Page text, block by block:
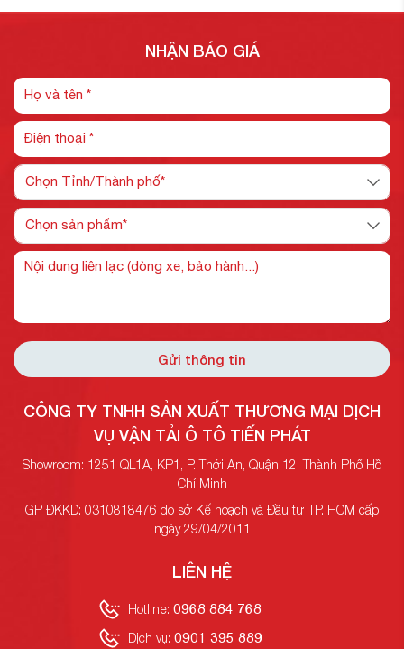
CÔNG TY TNHH SẢN XUẤT THƯƠNG MẠI DỊCH
VỤ VẬN TẢI Ô TÔ TIẾN PHÁT
Showroom: 1251 QL1A, KP1, P. Thới An, Quận 12, Thành Phố Hồ
Chí Minh
GP ĐKKD: 0310818476 do sở Kế hoạch và Đầu tư TP. HCM cấp
ngày 29/04/2011
LIÊN HỆ
Hotline: 0968 884 768
Dịch vụ: 0901 395 889
NHẬN BÁO GIÁ
Gửi thông tin